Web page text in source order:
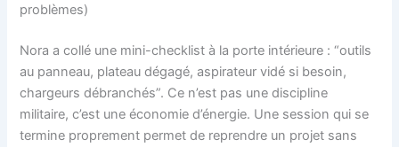
problèmes)
Nora a collé une mini-checklist à la porte intérieure : “outils
au panneau, plateau dégagé, aspirateur vidé si besoin,
chargeurs débranchés”. Ce n’est pas une discipline
militaire, c’est une économie d’énergie. Une session qui se
termine proprement permet de reprendre un projet sans